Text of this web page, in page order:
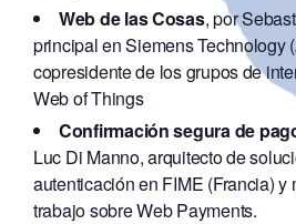
Web de las Cosas, por
principal en Siemens Technology
copresidente de los grupos de
Web of Things
Confirmación segura de
Luc Di Manno, arquitecto de
autenticación en FIME (Francia) y
trabajo sobre Web Payments.